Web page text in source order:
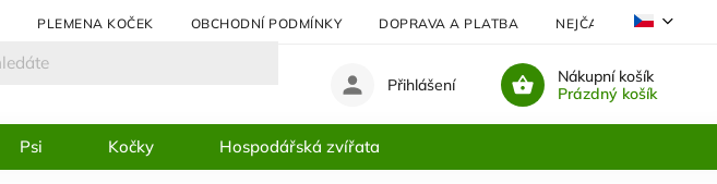
PLEMENA KOČEK OBCHODNÍ PODMÍNKY DOPRAVA A PLATBA NEJČASTĚJI KLADENÉ
Nákupní košík
Prázdný košík
Přihlášení
Psi Kočky Hospodářská zvířata